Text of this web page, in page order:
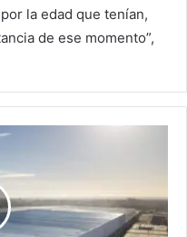
la edad que tenían,
de ese momento”,